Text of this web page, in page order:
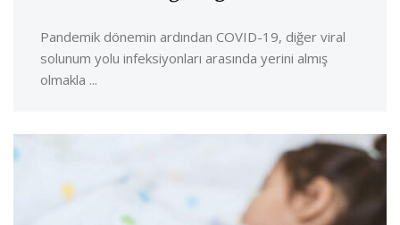
Pandemik dönemin ardından COVID-19, diğer viral
solunum yolu infeksiyonları arasında yerini almış
olmakla ...